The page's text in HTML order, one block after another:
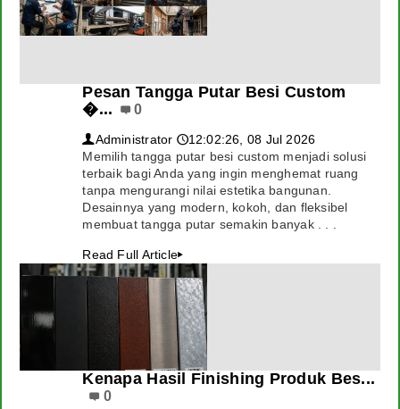
Pesan Tangga Putar Besi Custom
�...
0
👤Administrator 🕔12:02:26, 08 Jul 2026
Memilih tangga putar besi custom menjadi solusi
terbaik bagi Anda yang ingin menghemat ruang
tanpa mengurangi nilai estetika bangunan.
Desainnya yang modern, kokoh, dan fleksibel
membuat tangga putar semakin banyak . . .
Read Full Article▸
Kenapa Hasil Finishing Produk Bes...
0